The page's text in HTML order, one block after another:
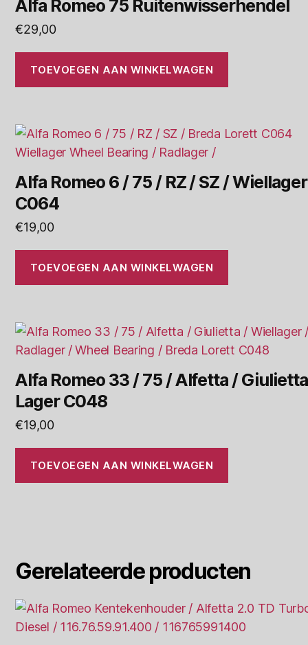
Alfa Romeo 75 Ruitenwisserhendel
€29,00
TOEVOEGEN AAN WINKELWAGEN
Alfa Romeo 6 / 75 / RZ / SZ / Wiellager
C064
€19,00
TOEVOEGEN AAN WINKELWAGEN
Alfa Romeo 33 / 75 / Alfetta / Giulietta
Lager C048
€19,00
TOEVOEGEN AAN WINKELWAGEN
Gerelateerde producten